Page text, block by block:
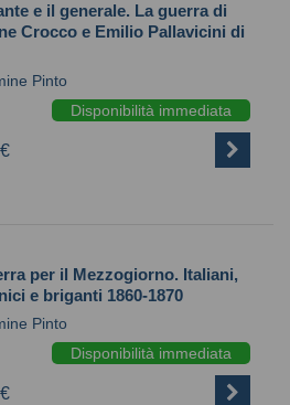
e il generale. La guerra di
Crocco e Emilio Pallavicini di
Pinto
Disponibilità immediata
per il Mezzogiorno. Italiani,
e briganti 1860-1870
Pinto
Disponibilità immediata